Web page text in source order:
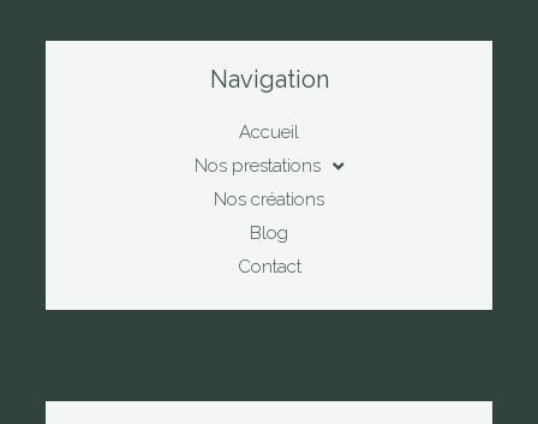
Navigation
Accueil
Nos prestations
Nos créations
Blog
Contact